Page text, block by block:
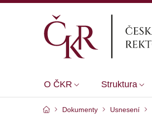
O ČKR Struktura
Dokumenty Usnesení